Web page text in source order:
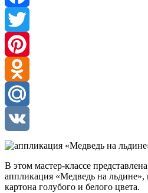
Facebook
Twitter
Pinterest
Odnoklassniki
Mail.Ru
VK
В этом мастер-классе
аппликация «Медведь на
картона голубого и белого цвета.